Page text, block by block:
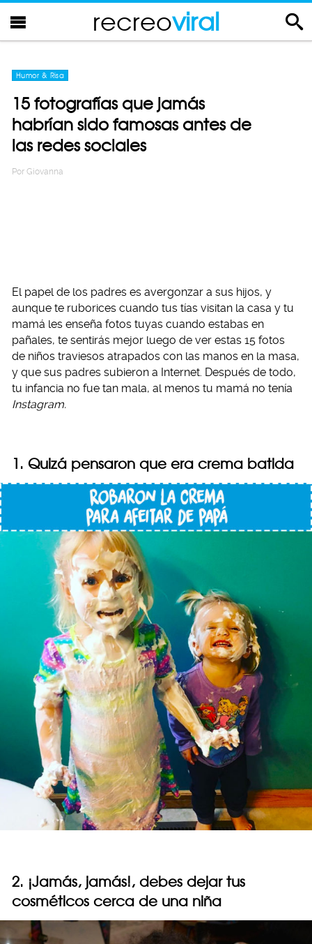
recreoviral
Humor & Risa
15 fotografías que jamás
habrían sido famosas antes de
las redes sociales
Por Giovanna
El papel de los padres es avergonzar a sus hijos, y
aunque te ruborices cuando tus tías visitan la casa y tu
mamá les enseña fotos tuyas cuando estabas en
pañales, te sentirás mejor luego de ver estas 15 fotos
de niños traviesos atrapados con las manos en la masa,
y que sus padres subieron a Internet. Después de todo,
tu infancia no fue tan mala, al menos tu mamá no tenía
Instagram.
1. Quizá pensaron que era crema batida
2. ¡Jamás, jamás!, debes dejar tus
cosméticos cerca de una niña